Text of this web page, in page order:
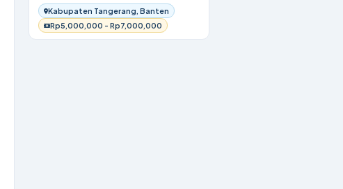
Kabupaten Tangerang, Banten
Rp5,000,000 - Rp7,000,000